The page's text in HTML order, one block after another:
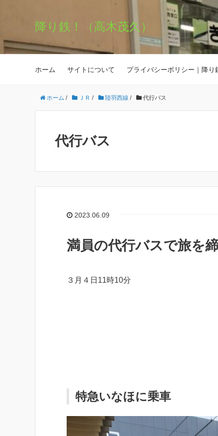
降り鉄！（高木茂久）
ホーム サイトについて プライバシーポリシー｜降り
ホーム / ＪＲ / 陸羽西線 / 代行バス
代行バス
2023.06.09
満員の代行バスで旅を
３月４日11時10分
特急いなほに乗車